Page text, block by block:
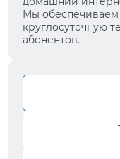
Мы обеспечиваем
круглосуточную
абонентов.